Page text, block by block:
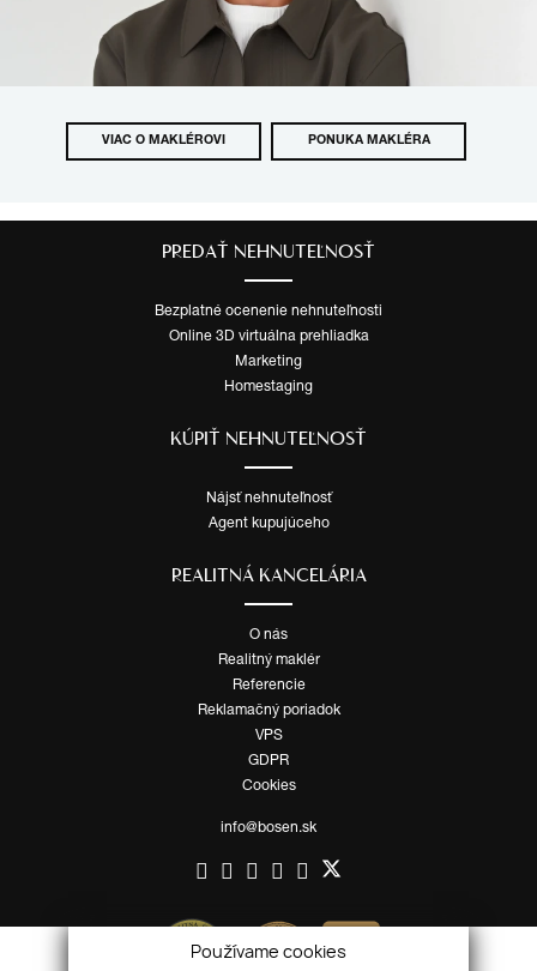
Používame cookies
VIAC O MAKLÉROVI PONUKA MAKLÉRA
PREDAŤ NEHNUTEĽNOSŤ
Bezplatné ocenenie nehnuteľnosti
Online 3D virtuálna prehliadka
Marketing
Homestaging
KÚPIŤ NEHNUTEĽNOSŤ
Nájsť nehnuteľnosť
Agent kupujúceho
REALITNÁ KANCELÁRIA
O nás
Realitný maklér
Referencie
Reklamačný poriadok
VPS
GDPR
Cookies
info@bosen.sk